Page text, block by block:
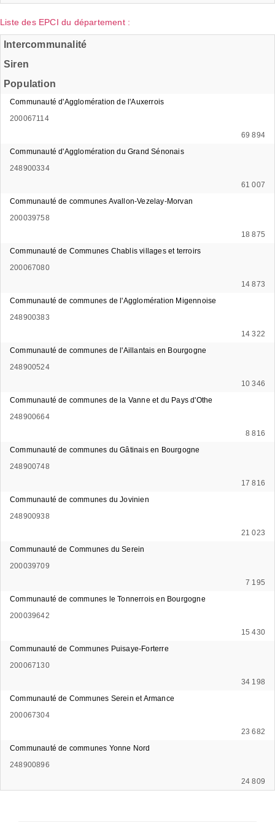
Liste des EPCI du département :
Intercommunalité
Siren
Population
Communauté d'Agglomération de l'Auxerrois
200067114
69 894
Communauté d'Agglomération du Grand Sénonais
248900334
61 007
Communauté de communes Avallon-Vezelay-Morvan
200039758
18 875
Communauté de Communes Chablis villages et terroirs
200067080
14 873
Communauté de communes de l'Agglomération Migennoise
248900383
14 322
Communauté de communes de l'Aillantais en Bourgogne
248900524
10 346
Communauté de communes de la Vanne et du Pays d'Othe
248900664
8 816
Communauté de communes du Gâtinais en Bourgogne
248900748
17 816
Communauté de communes du Jovinien
248900938
21 023
Communauté de Communes du Serein
200039709
7 195
Communauté de communes le Tonnerrois en Bourgogne
200039642
15 430
Communauté de Communes Puisaye-Forterre
200067130
34 198
Communauté de Communes Serein et Armance
200067304
23 682
Communauté de communes Yonne Nord
248900896
24 809